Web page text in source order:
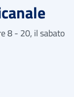
8 - 20, il sabato